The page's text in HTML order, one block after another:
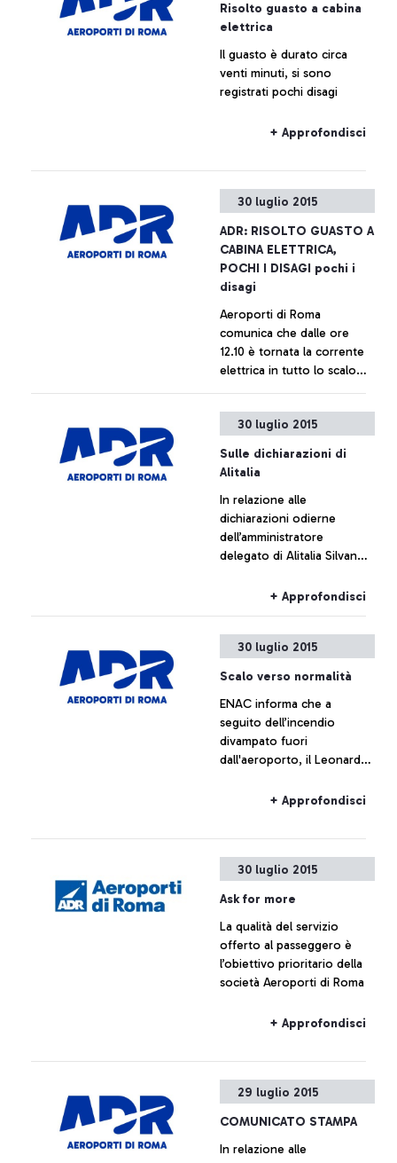
Risolto guasto a cabina
elettrica
Il guasto è durato circa
venti minuti, si sono
registrati pochi disagi
+ Approfondisci
30 luglio 2015
ADR: RISOLTO GUASTO A
CABINA ELETTRICA,
POCHI I DISAGI pochi i
disagi
Aeroporti di Roma
comunica che dalle ore
12.10 è tornata la corrente
elettrica in tutto lo scalo
+ Approfondisci
30 luglio 2015
Sulle dichiarazioni di
Alitalia
In relazione alle
dichiarazioni odierne
dell’amministratore
delegato di Alitalia Silvano
non intende commentare le
+ Approfondisci
30 luglio 2015
Scalo verso normalità
ENAC informa che a
seguito dell’incendio
divampato fuori
dall'aeroporto, il Leonardo
normalità+ Approfondisci
30 luglio 2015
Ask for more
La qualità del servizio
offerto al passeggero è
l’obiettivo prioritario della
società Aeroporti di Roma
+ Approfondisci
29 luglio 2015
COMUNICATO STAMPA
In relazione alle